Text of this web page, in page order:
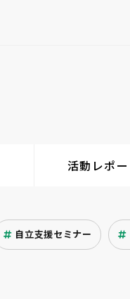
活動レポ
自立支援セミナー